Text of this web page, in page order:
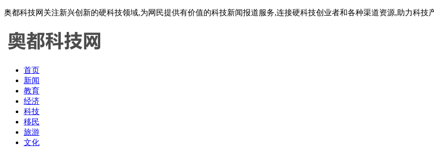
奥都科技网关注新兴创新的硬科技领域,为网民提供有价值的科技新闻报道服务,连接硬科技创业者和各种渠道资源,助力科技
首页
新闻
教育
经济
科技
移民
旅游
文化